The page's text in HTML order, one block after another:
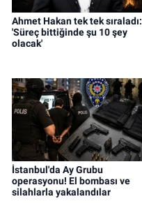
Ahmet Hakan tek tek sıraladı:
'Süreç bittiğinde şu 10 şey
olacak'
İstanbul'da Ay Grubu
operasyonu! El bombası ve
silahlarla yakalandılar